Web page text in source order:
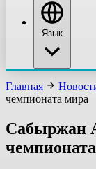
Язык
Главная
чемпионата мира
Сабыржан